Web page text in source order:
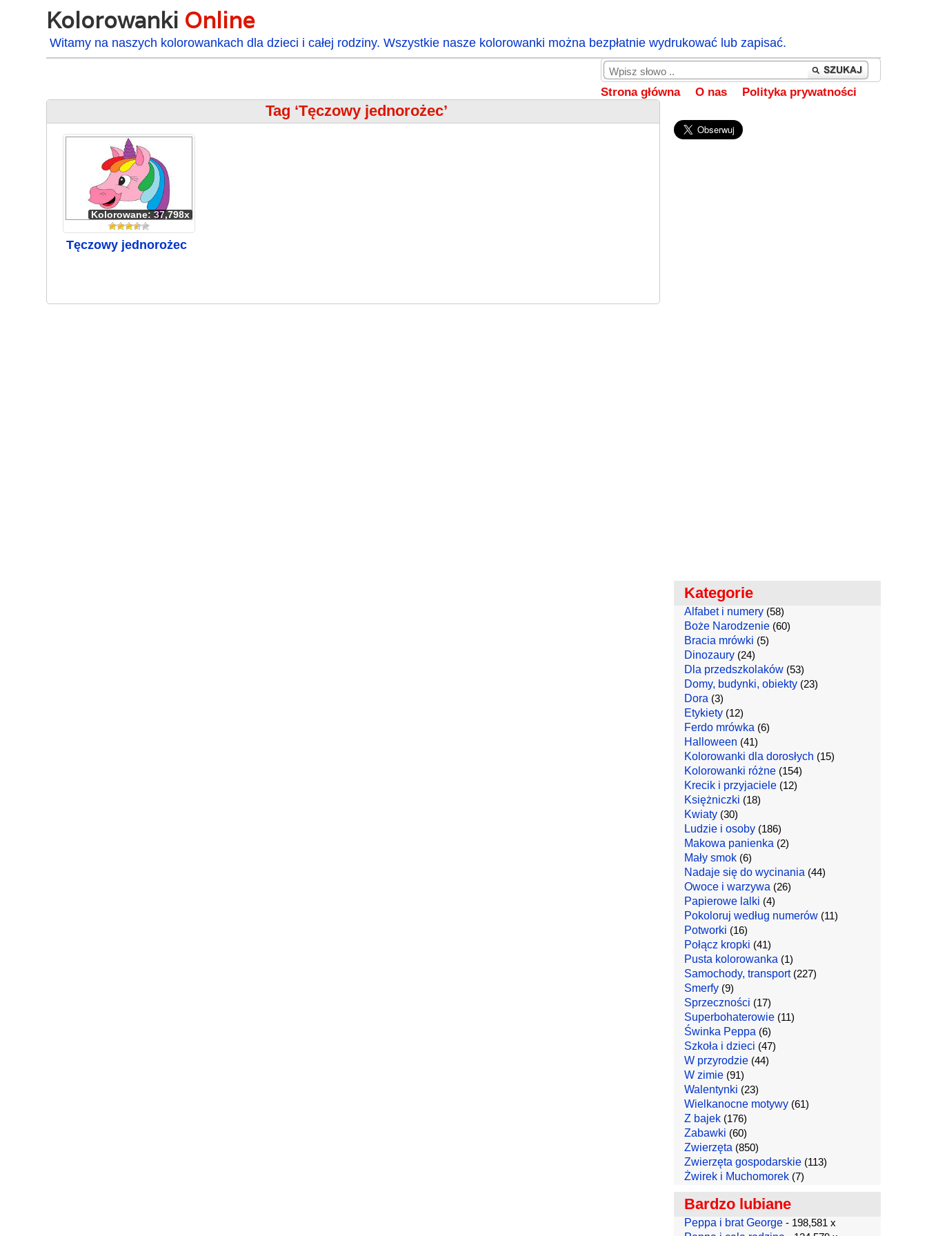
Kolorowanki Online
Witamy na naszych kolorowankach dla dzieci i całej rodziny. Wszystkie nasze kolorowanki można bezpłatnie wydrukować lub zapisać.
Strona główna O nas Polityka prywatności
Tag ‘Tęczowy jednorożec’
Kolorowane: 37,798x
Tęczowy jednorożec
Kategorie
Alfabet i numery(58)
Boże Narodzenie(60)
Bracia mrówki (5)
Dinozaury(24)
Dla przedszkolaków(53)
Domy, budynki, obiekty(23)
Dora (3)
Etykiety(12)
Ferdo mrówka (6)
Halloween (41)
Kolorowanki dla dorosłych (15)
Kolorowanki różne(154)
Krecik i przyjaciele(12)
Księżniczki (18)
Kwiaty(30)
Ludzie i osoby(186)
Makowa panienka (2)
Mały smok(6)
Nadaje się do wycinania (44)
Owoce i warzywa (26)
Papierowe lalki (4)
Pokoloruj według numerów(11)
Potworki (16)
Połącz kropki (41)
Pusta kolorowanka (1)
Samochody, transport(227)
Smerfy(9)
Sprzeczności (17)
Superbohaterowie(11)
Świnka Peppa (6)
Szkoła i dzieci (47)
W przyrodzie(44)
W zimie(91)
Walentynki (23)
Wielkanocne motywy(61)
Z bajek(176)
Zabawki (60)
Zwierzęta (850)
Zwierzęta gospodarskie(113)
Żwirek i Muchomorek(7)
Bardzo lubiane
Peppa i brat George- 198,581 x